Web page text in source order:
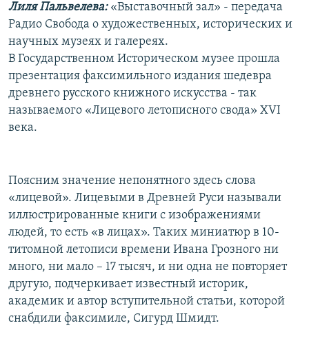
СОЦИАЛЬНЫЕ СЕТИ
Все сайты РСЕ/РС
Лиля Пальвелева: «Выставочный зал» - передача
Радио Свобода о художественных, исторических и
научных музеях и галереях.
В Государственном Историческом музее прошла
презентация факсимильного издания шедевра
древнего русского книжного искусства - так
называемого «Лицевого летописного свода» XVI
века.
Поясним значение непонятного здесь слова
«лицевой». Лицевыми в Древней Руси называли
иллюстрированные книги с изображениями
людей, то есть «в лицах». Таких миниатюр в 10-
титомной летописи времени Ивана Грозного ни
много, ни мало – 17 тысяч, и ни одна не повторяет
другую, подчеркивает известный историк,
академик и автор вступительной статьи, которой
снабдили факсимиле, Сигурд Шмидт.